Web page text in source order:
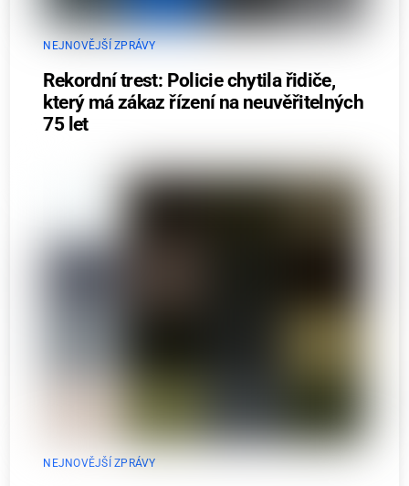
NEJNOVĚJŠÍ ZPRÁVY
Rekordní trest: Policie chytila řidiče,
který má zákaz řízení na neuvěřitelných
75 let
NEJNOVĚJŠÍ ZPRÁVY